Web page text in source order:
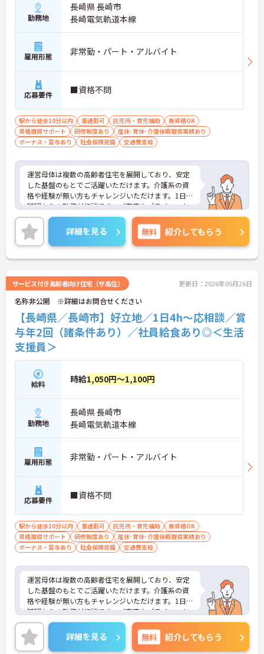
勤務地
長崎県 長崎市
長崎電気軌道本線
雇用形態 非常勤・パート・アルバイト
応募要件 ■資格不問
駅から徒歩10分以内 車通勤可 託児所・育児補助
無資格OK
資格取得サポート
研修制度あり
産休･育休･介護休暇取得実績あり
ボーナス・賞与あり
社会保険完備 交通費支給
運営母体は複数の高齢者住宅を展開しており、安定
した基盤のもとでご活躍いただけます。介護系の資
格や経験が無い方もチャレンジいただけます。1日4
時間からの勤務が相談でき、ご家庭やプライベート
との両立もしやすい環境です。賞与（年2回、諸条件
あり）や昇給の実績もあり、あなたの頑張りがしっ
かりと評価されます。無料の社員給食（1日1食）
や、育休からの復職をサポートする育児給付金+
（プラス）制度（最大10万円）、資格取得支援制度
す。社内研修やキャリアパス制度も整っており、ス
キルアップを目指したい方にも最適です。ご興味の
ある方には、面接対策ポイントなど、さらに詳細を
お話ししますのでお気軽にご相談ください！
詳細を見る 無料 紹介してもらう
サービス付き高齢者向け住宅（サ高住） 更新日：2026年05月26日
名称非公開 ※詳細はお問合せください
【長崎県／長崎市】好立地／1日4h～応相談／賞
与年2回（諸条件あり）／社員給食あり◎＜生活
支援員＞
給料 時給1,050円～1,100円
勤務地
長崎県 長崎市
長崎電気軌道本線
雇用形態 非常勤・パート・アルバイト
応募要件 ■資格不問
駅から徒歩10分以内 車通勤可 託児所・育児補助
無資格OK
資格取得サポート
研修制度あり
産休･育休･介護休暇取得実績あり
ボーナス・賞与あり
社会保険完備 交通費支給
運営母体は複数の高齢者住宅を展開しており、安定
した基盤のもとでご活躍いただけます。介護系の資
格や経験が無い方もチャレンジいただけます。1日4
時間からの勤務が相談でき、ご家庭やプライベート
との両立もしやすい環境です。賞与（年2回、諸条件
あり）や昇給の実績もあり、あなたの頑張りがしっ
かりと評価されます。無料の社員給食（1日1食）
詳細を見る 無料 紹介してもらう